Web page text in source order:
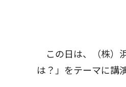
この日は、（株）
は？」をテーマに講